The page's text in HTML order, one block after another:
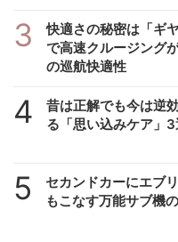
3
快適さの秘密は「
で高速クルージング
の巡航快適性
4
昔は正解でも今は逆
る「思い込みケア」
5
セカンドカーにエブ
もこなす万能サブ機